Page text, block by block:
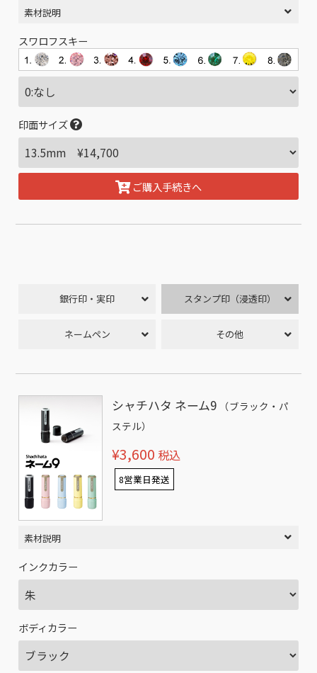
素材説明
スワロフスキー
印面サイズ
ご購入手続きへ
銀行印・実印 スタンプ印（浸透印）
ネームペン その他
シャチハタ ネーム9
（ブラック・パ
ステル）
¥3,600 税込
8営業日発送
素材説明
インクカラー
ボディカラー